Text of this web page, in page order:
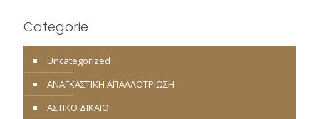
Categorie
Uncategorized
ΑΝΑΓΚΑΣΤΙΚΗ ΑΠΑΛΛΟΤΡΙΩΣΗ
ΑΣΤΙΚΟ ΔΙΚΑΙΟ